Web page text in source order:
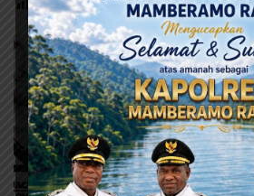
Post Views:103